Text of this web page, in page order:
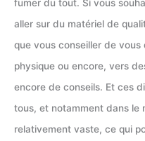
fumer du tout. Si vous
aller sur du matériel de
que vous conseiller de
physique ou encore, vers
encore de conseils. Et ces
tous, et notamment dans le
relativement vaste, ce qui